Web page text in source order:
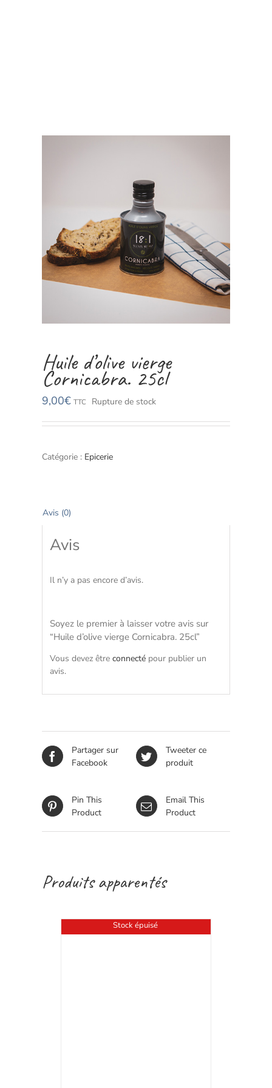
Huile d’olive vierge
Cornicabra. 25cl
9,00€ TTC Rupture de stock
Catégorie : Epicerie
Avis (0)
Avis
Il n’y a pas encore d’avis.
Soyez le premier à laisser votre avis sur
“Huile d’olive vierge Cornicabra. 25cl”
Vous devez êtreconnecté pour publier un
avis.
Partager sur
Facebook
Tweeter ce
produit
Pin This
Product
Email This
Product
Produits apparentés
Stock épuisé